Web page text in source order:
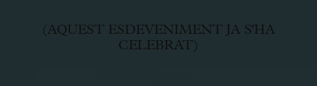
(AQUEST ESDEVENIMENT JA S'HA
CELEBRAT)